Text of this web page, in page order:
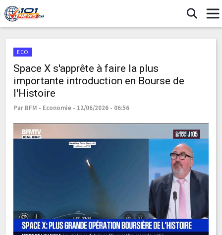
ECO
Space X s'apprête à faire la plus
importante introduction en Bourse de
l'Histoire
Par BFM - Economie - 12/06/2026 - 06:56